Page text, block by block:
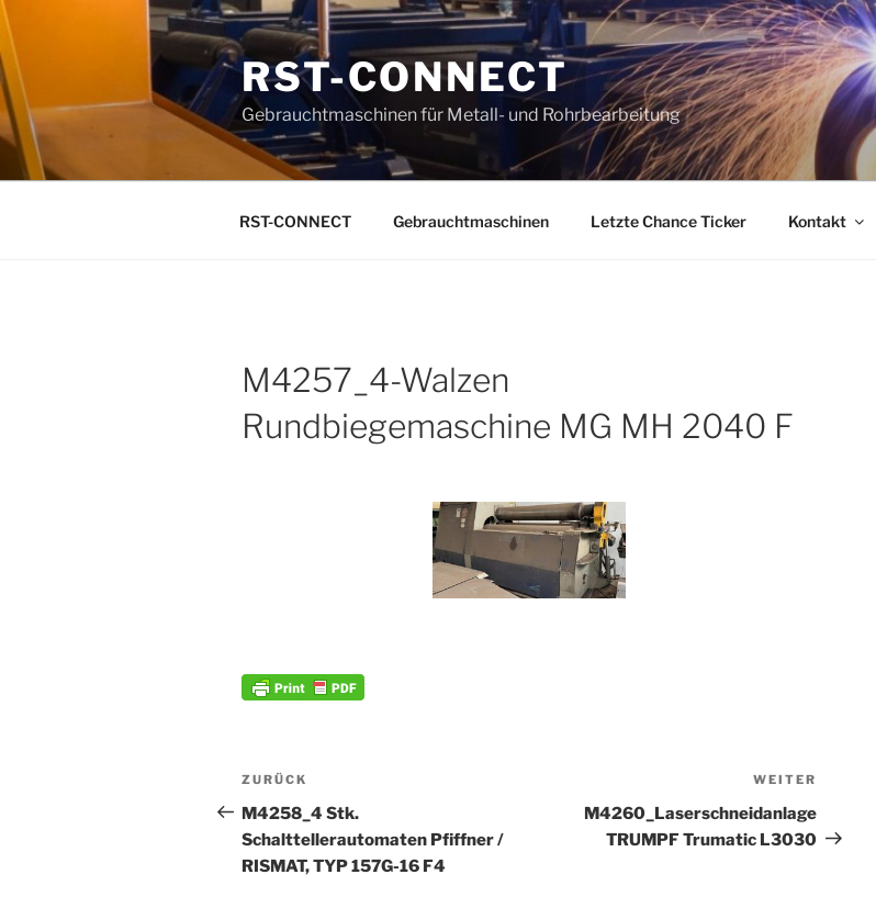
Zum
Inhalt
springen
RST-CONNECT
Gebrauchtmaschinen für Metall- und Rohrbearbeitung
RST-CONNECT Gebrauchtmaschinen Letzte Chance Ticker Kontakt
M4257_4-Walzen
Rundbiegemaschine MG MH 2040 F
Beitrags-
Navigation
Vorheriger
Beitrag
ZURÜCK
M4258_4 Stk.
Schalttellerautomaten Pfiffner /
RISMAT, TYP 157G-16 F4
Beitrag
WEITER
M4260_Laserschneidanlage
TRUMPF Trumatic L3030